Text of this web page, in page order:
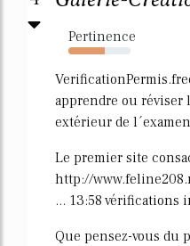
Pertinence
58%
apprendre ou
extérieur de
Le premier site
http://
... 13:58 vérifications
Que pensez-vous du